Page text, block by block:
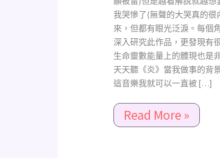
我哭慘了(無聲的大哭真的
來，但都有眼光泛淚。每個
深入研究此作品，更發現有
生命靈數能量上的體現也是
天天聽《炎》當我做事的背
這音樂我就可以一直被 […]
6
號
人、
炎
柱
大
哥
是
4
號
Read More »